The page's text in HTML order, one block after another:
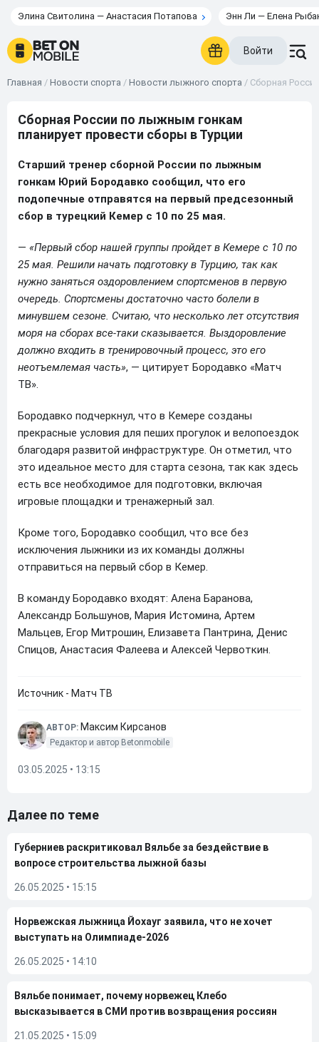
Элина Свитолина — Анастасия Потапова Энн Ли — Елена
Войти
Главная / Новости спорта / Новости лыжного спорта / Сборная
Сборная России по лыжным гонкам
планирует провести сборы в Турции
Старший тренер сборной России по лыжным
гонкам Юрий Бородавко сообщил, что его
подопечные отправятся на первый предсезонный
сбор в турецкий Кемер с 10 по 25 мая.
— «Первый сбор нашей группы пройдет в Кемере с 10 по
25 мая. Решили начать подготовку в Турцию, так как
нужно заняться оздоровлением спортсменов в первую
очередь. Спортсмены достаточно часто болели в
минувшем сезоне. Считаю, что несколько лет отсутствия
моря на сборах все‑таки сказывается. Выздоровление
должно входить в тренировочный процесс, это его
неотъемлемая часть», — цитирует Бородавко «Матч
ТВ».
Бородавко подчеркнул, что в Кемере созданы
прекрасные условия для пеших прогулок и велопоездок
благодаря развитой инфраструктуре. Он отметил, что
это идеальное место для старта сезона, так как здесь
есть все необходимое для подготовки, включая
игровые площадки и тренажерный зал.
Кроме того, Бородавко сообщил, что все без
исключения лыжники из их команды должны
отправиться на первый сбор в Кемер.
В команду Бородавко входят: Алена Баранова,
Александр Большунов, Мария Истомина, Артем
Мальцев, Егор Митрошин, Елизавета Пантрина, Денис
Спицов, Анастасия Фалеева и Алексей Червоткин.
Источник - Матч ТВ
АВТОР: Максим Кирсанов
Редактор и автор Betonmobile
03.05.2025 • 13:15
Далее по теме
Губерниев раскритиковал Вяльбе за бездействие в
вопросе строительства лыжной базы
26.05.2025 • 15:15
Норвежская лыжница Йохауг заявила, что не хочет
выступать на Олимпиаде-2026
26.05.2025 • 14:10
Вяльбе понимает, почему норвежец Клебо
высказывается в СМИ против возвращения россиян
21.05.2025 • 15:09